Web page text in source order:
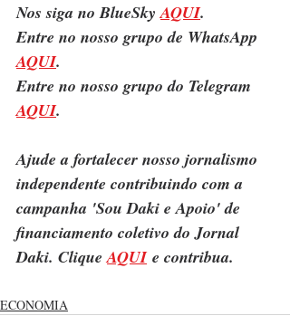
Nos siga no BlueSky AQUI.
Entre no nosso grupo de WhatsApp
AQUI.
Entre no nosso grupo do Telegram
AQUI.
Ajude a fortalecer nosso jornalismo
independente contribuindo com a
campanha 'Sou Daki e Apoio' de
financiamento coletivo do Jornal
Daki. Clique AQUI e contribua.
ECONOMIA